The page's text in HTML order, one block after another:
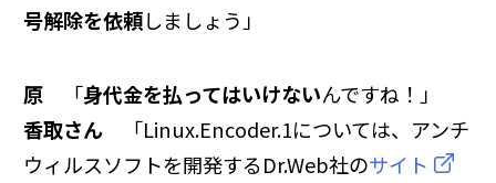
号解除を依頼しましょう」
原 「身代金を払ってはいけないんですね！」
香取さん
「Linux.Encoder.1については、アンチ
ウィルスソフトを開発するDr.Web社のサイト